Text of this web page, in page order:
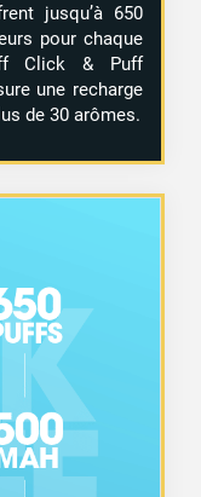
jusqu’à 650
pour chaque
Click & Puff
une recharge
de 30 arômes.